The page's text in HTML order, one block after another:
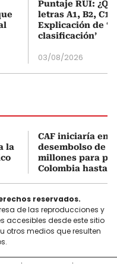
Puntaje RUI:
letras A1, B2, C1
Explicación de
clasificación’
03/08/2026
la
CAF iniciaría en
desembolso de
millones para
Colombia hasta
reservados.
de las reproducciones y
accesibles desde este sitio
otros medios que resulten